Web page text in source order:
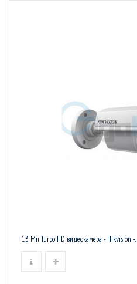
1.3 Мп Turbo HD видеокамера - Hikvision -...